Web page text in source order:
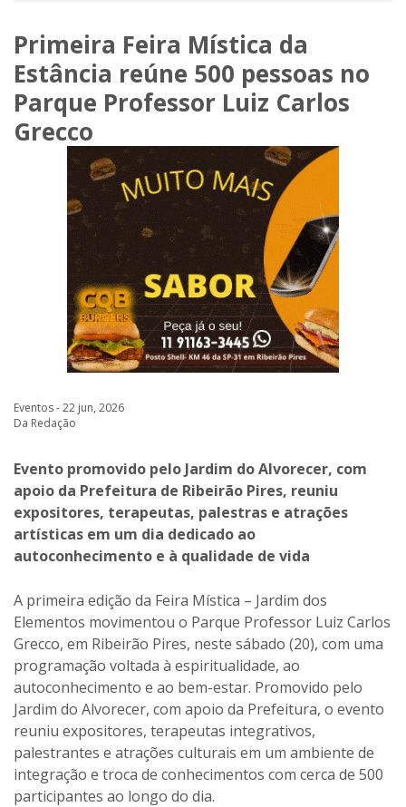
Primeira Feira Mística da
Estância reúne 500 pessoas no
Parque Professor Luiz Carlos
Grecco
Eventos - 22 jun, 2026
Da Redação
Evento promovido pelo Jardim do Alvorecer, com
apoio da Prefeitura de Ribeirão Pires, reuniu
expositores, terapeutas, palestras e atrações
artísticas em um dia dedicado ao
autoconhecimento e à qualidade de vida
A primeira edição da Feira Mística – Jardim dos
Elementos movimentou o Parque Professor Luiz Carlos
Grecco, em Ribeirão Pires, neste sábado (20), com uma
programação voltada à espiritualidade, ao
autoconhecimento e ao bem-estar. Promovido pelo
Jardim do Alvorecer, com apoio da Prefeitura, o evento
reuniu expositores, terapeutas integrativos,
palestrantes e atrações culturais em um ambiente de
integração e troca de conhecimentos com cerca de 500
participantes ao longo do dia.